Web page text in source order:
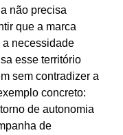
não precisa
que a marca
necessidade
esse território
sem contradizer a
concreto:
de autonomia
de